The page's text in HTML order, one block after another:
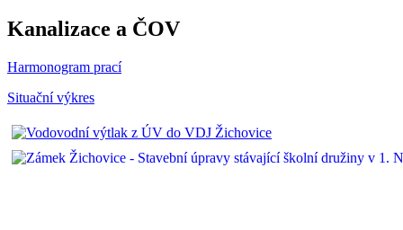
Kanalizace a ČOV
Harmonogram prací
Situační výkres